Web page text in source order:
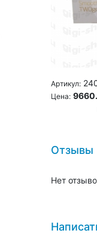
Артикул:
Цена:
Отзывы
Нет